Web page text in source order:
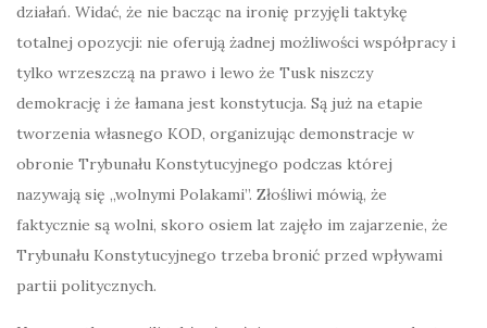
działań. Widać, że nie bacząc na ironię przyjęli taktykę
totalnej opozycji: nie oferują żadnej możliwości współpracy i
tylko wrzeszczą na prawo i lewo że Tusk niszczy
demokrację i że łamana jest konstytucja. Są już na etapie
tworzenia własnego KOD, organizując demonstracje w
obronie Trybunału Konstytucyjnego podczas której
nazywają się „wolnymi Polakami”. Złośliwi mówią, że
faktycznie są wolni, skoro osiem lat zajęło im zajarzenie, że
Trybunału Konstytucyjnego trzeba bronić przed wpływami
partii politycznych.